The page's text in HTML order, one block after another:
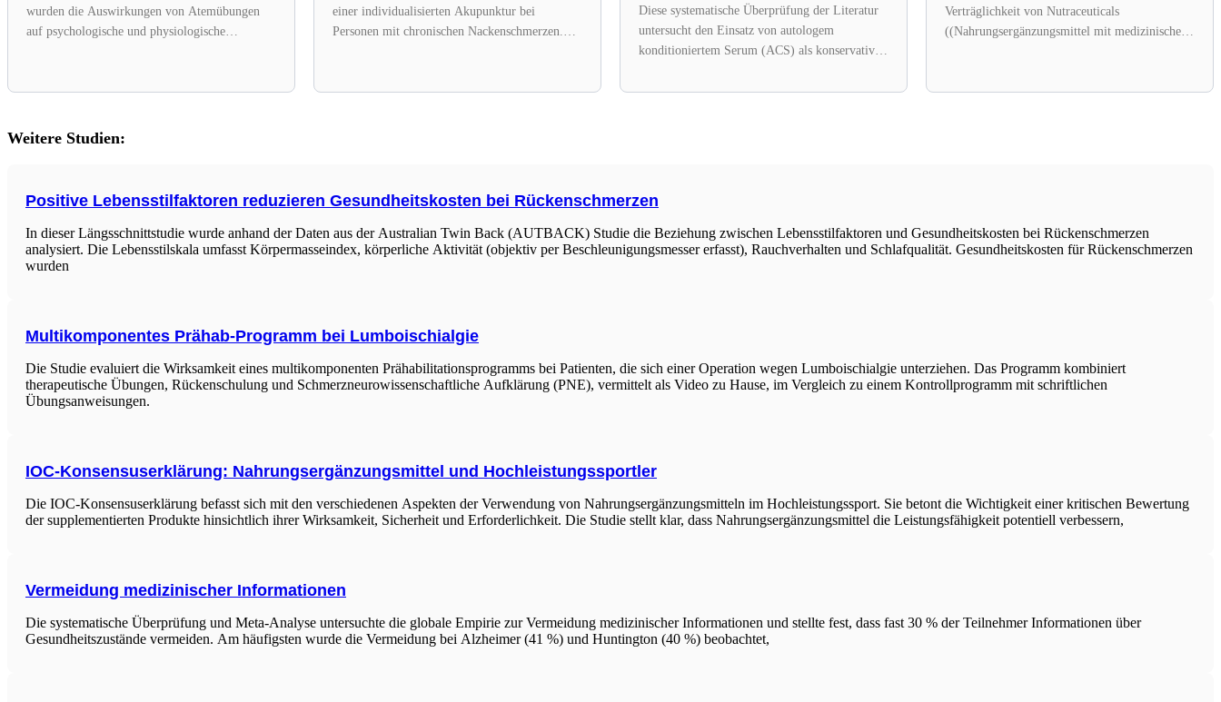
wurden die Auswirkungen von Atemübungen
auf psychologische und physiologische
einer individualisierten Akupunktur bei
Personen mit chronischen Nackenschmerzen.
Diese systematische Überprüfung der Literatur
untersucht den Einsatz von autologem
konditioniertem Serum (ACS) als konservative
Wirbelsäulenpathologien. ACS ist...
Verträglichkeit von Nutraceuticals
((Nahrungsergänzungsmittel mit medizinischem
Weitere Studien:
Positive Lebensstilfaktoren reduzieren Gesundheitskosten bei Rückenschmerzen
In dieser Längsschnittstudie wurde anhand der Daten aus der Australian Twin Back (AUTBACK) Studie die Beziehung zwischen Lebensstilfaktoren und Gesundheitskosten bei Rückenschmerzen
analysiert. Die Lebensstilskala umfasst Körpermasseindex, körperliche Aktivität (objektiv per Beschleunigungsmesser erfasst), Rauchverhalten und Schlafqualität. Gesundheitskosten für Rückenschmerzen
wurden
Multikomponentes Prähab-Programm bei Lumboischialgie
Die Studie evaluiert die Wirksamkeit eines multikomponenten Prähabilitationsprogramms bei Patienten, die sich einer Operation wegen Lumboischialgie unterziehen. Das Programm kombiniert
therapeutische Übungen, Rückenschulung und Schmerzneurowissenschaftliche Aufklärung (PNE), vermittelt als Video zu Hause, im Vergleich zu einem Kontrollprogramm mit schriftlichen
Übungsanweisungen.
IOC-Konsensuserklärung: Nahrungsergänzungsmittel und Hochleistungssportler
Die IOC-Konsensuserklärung befasst sich mit den verschiedenen Aspekten der Verwendung von Nahrungsergänzungsmitteln im Hochleistungssport. Sie betont die Wichtigkeit einer kritischen Bewertung
der supplementierten Produkte hinsichtlich ihrer Wirksamkeit, Sicherheit und Erforderlichkeit. Die Studie stellt klar, dass Nahrungsergänzungsmittel die Leistungsfähigkeit potentiell verbessern,
Vermeidung medizinischer Informationen
Die systematische Überprüfung und Meta-Analyse untersuchte die globale Empirie zur Vermeidung medizinischer Informationen und stellte fest, dass fast 30 % der Teilnehmer Informationen über
Gesundheitszustände vermeiden. Am häufigsten wurde die Vermeidung bei Alzheimer (41 %) und Huntington (40 %) beobachtet,